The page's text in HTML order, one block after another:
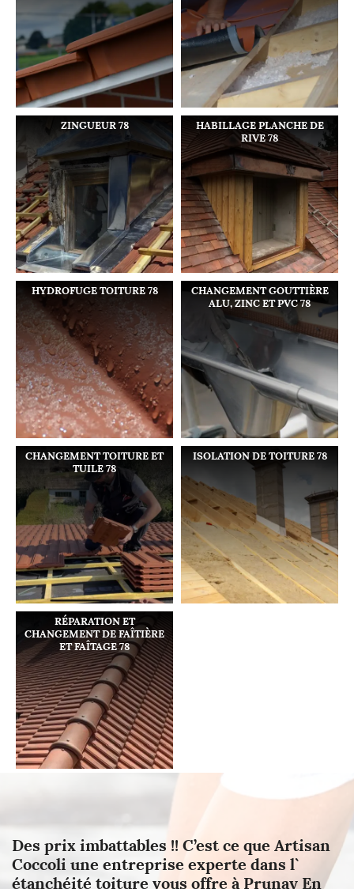
ZINGUEUR 78
HABILLAGE PLANCHE DE
RIVE 78
HYDROFUGE TOITURE 78
CHANGEMENT GOUTTIÈRE
ALU, ZINC ET PVC 78
CHANGEMENT TOITURE ET
TUILE 78
ISOLATION DE TOITURE 78
RÉPARATION ET
CHANGEMENT DE FAÎTIÈRE
ET FAÎTAGE 78
Des prix imbattables !! C’est ce que Artisan
Coccoli une entreprise experte dans l`
étanchéité toiture vous offre à Prunay En